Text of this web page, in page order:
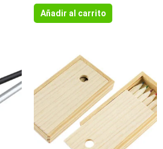
Añadir al carrito